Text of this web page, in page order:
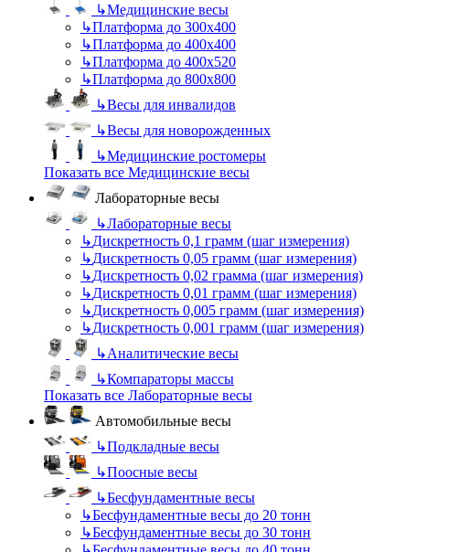
↳Медицинские весы
↳Платформа до 300х400
↳Платформа до 400х400
↳Платформа до 400х520
↳Платформа до 800х800
↳Весы для инвалидов
↳Весы для новорожденных
↳Медицинские ростомеры
Показать все Медицинские весы
Лабораторные весы
↳Лабораторные весы
↳Дискретность 0,1 грамм (шаг измерения)
↳Дискретность 0,05 грамм (шаг измерения)
↳Дискретность 0,02 грамма (шаг измерения)
↳Дискретность 0,01 грамм (шаг измерения)
↳Дискретность 0,005 грамм (шаг измерения)
↳Дискретность 0,001 грамм (шаг измерения)
↳Аналитические весы
↳Компараторы массы
Показать все Лабораторные весы
Автомобильные весы
↳Подкладные весы
↳Поосные весы
↳Бесфундаментные весы
↳Бесфундаментные весы до 20 тонн
↳Бесфундаментные весы до 30 тонн